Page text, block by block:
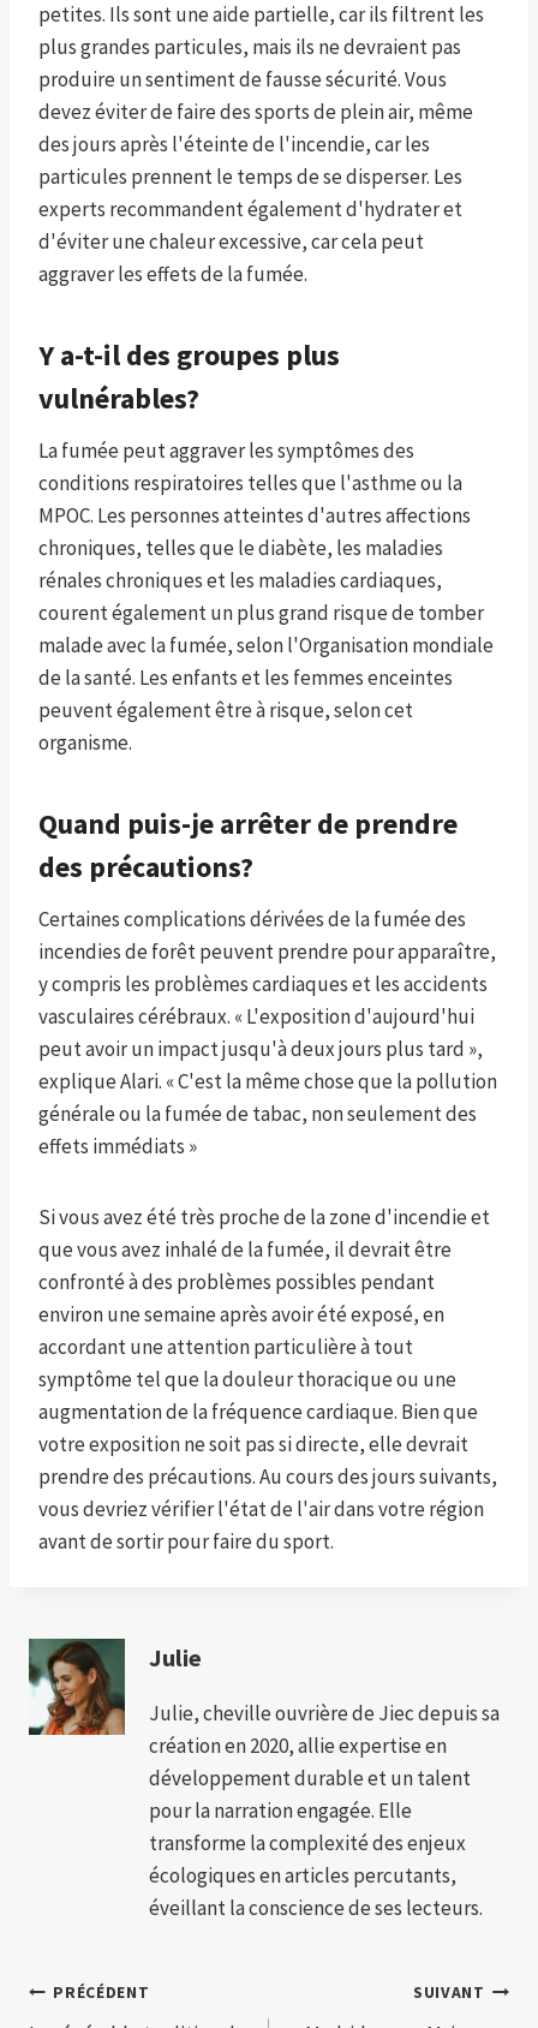
petites. Ils sont une aide partielle, car ils filtrent les
plus grandes particules, mais ils ne devraient pas
produire un sentiment de fausse sécurité. Vous
devez éviter de faire des sports de plein air, même
des jours après l'éteinte de l'incendie, car les
particules prennent le temps de se disperser. Les
experts recommandent également d'hydrater et
d'éviter une chaleur excessive, car cela peut
aggraver les effets de la fumée.
Y a-t-il des groupes plus
vulnérables?
La fumée peut aggraver les symptômes des
conditions respiratoires telles que l'asthme ou la
MPOC. Les personnes atteintes d'autres affections
chroniques, telles que le diabète, les maladies
rénales chroniques et les maladies cardiaques,
courent également un plus grand risque de tomber
malade avec la fumée, selon l'Organisation mondiale
de la santé. Les enfants et les femmes enceintes
peuvent également être à risque, selon cet
organisme.
Quand puis-je arrêter de prendre
des précautions?
Certaines complications dérivées de la fumée des
incendies de forêt peuvent prendre pour apparaître,
y compris les problèmes cardiaques et les accidents
vasculaires cérébraux. « L'exposition d'aujourd'hui
peut avoir un impact jusqu'à deux jours plus tard »,
explique Alari. « C'est la même chose que la pollution
générale ou la fumée de tabac, non seulement des
effets immédiats »
Si vous avez été très proche de la zone d'incendie et
que vous avez inhalé de la fumée, il devrait être
confronté à des problèmes possibles pendant
environ une semaine après avoir été exposé, en
accordant une attention particulière à tout
symptôme tel que la douleur thoracique ou une
augmentation de la fréquence cardiaque. Bien que
votre exposition ne soit pas si directe, elle devrait
prendre des précautions. Au cours des jours suivants,
vous devriez vérifier l'état de l'air dans votre région
avant de sortir pour faire du sport.
Julie
Julie, cheville ouvrière de Jiec depuis sa
création en 2020, allie expertise en
développement durable et un talent
pour la narration engagée. Elle
transforme la complexité des enjeux
écologiques en articles percutants,
éveillant la conscience de ses lecteurs.
Navigation
PRÉCÉDENT SUIVANT